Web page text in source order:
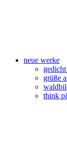
neue werke
grüße
think